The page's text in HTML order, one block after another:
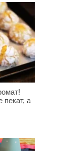
пекат, а